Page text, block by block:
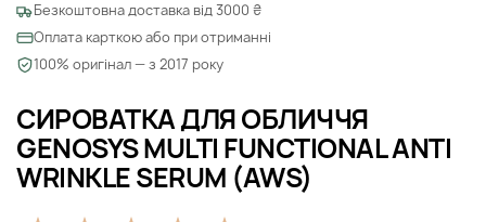
СИРОВАТКА ДЛЯ ОБЛИЧЧЯ
GENOSYS MULTI FUNCTIONAL ANTI
WRINKLE SERUM (AWS)
Безкоштовна доставка від 3000 ₴
Оплата карткою або при отриманні
100% оригінал — з 2017 року